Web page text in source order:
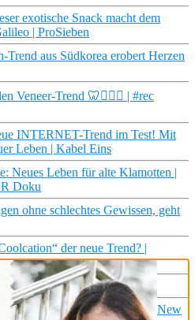
exotische Snack macht dem
| ProSieben
aus Südkorea erobert Herzen
Veneer-Trend 🦷👩🏼‍⚕️ | #rec
INTERNET-Trend im Test! Mit
Leben | Kabel Eins
Neues Leben für alte Klamotten |
Doku
ohne schlechtes Gewissen, geht
der neue Trend? |
Russland
🌮 Ameiseneier-Tacos und New